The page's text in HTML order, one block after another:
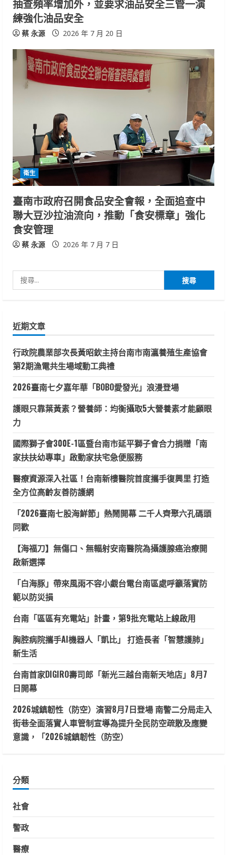
抽查頻率增加外，並要求油品安全三管一演
練強化油品安全
蔡 永源 2026 年 7 月 20 日
衛生
臺南市政府召開食品安全會報，全面追查中
聯大豆沙拉油流向，推動「食安標章」強化
食安管理
蔡 永源 2026 年 7 月 7 日
尋
字:
近期文章
行政院農業部次長黃昭欽主持台南市南瀛養殖生產協會
第2期漁電共生場域動工典禮
2026臺南七夕嘉年華「BOBO愛發光」浪漫登場
護眼只靠葉黃素？營養師：均衡攝取5大營養素才能顧眼
力
國際獅子會300E-1區暨台南市延平獅子會合力捐贈「南
家扶扶幼專車」啟動家扶宅急便服務
醫療資源深入社區！台南新樓醫院首度攜手復興里 打造
全方位高齡友善防護網
「2026臺南七股海鮮節」熱鬧開幕 二千人齊聚六孔碼頭
同歡
【海福刀】無傷口、無輻射安南醫院為攝護腺癌治療開
啟新選擇
「白海豚」帶來風雨不容小覷台電台南區處呼籲落實防
範以防災損
台南「區區有充電站」計畫，第9批充電站上線啟用
胸腔病院攜手AI機器人「凱比」 打造長者「智慧護肺」
新生活
台南首家DIGIRO壽司郎「新光三越台南新天地店」8月7
日開幕
2026城鎮韌性（防空）演習8月7日登場 南警二分局走入
街巷全面落實人車管制宣導為提升全民防空疏散及應變
意識，「2026城鎮韌性（防空）
分類
社會
警政
醫療